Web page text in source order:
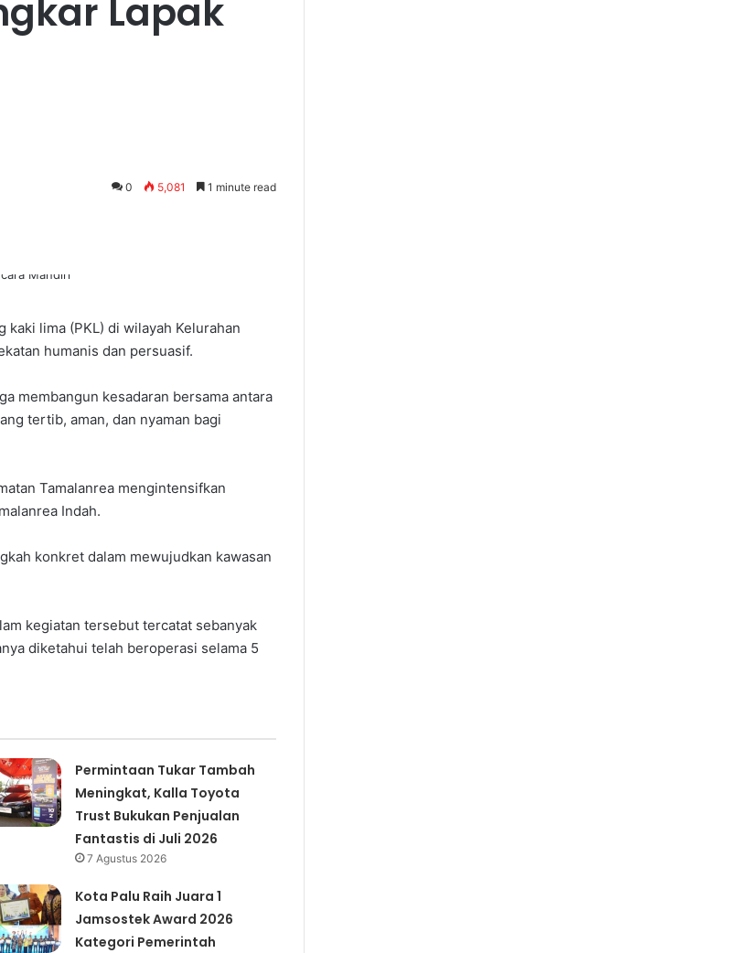
Lapak
0 5,081 1 minute read
kaki lima (PKL) di wilayah Kelurahan
humanis dan persuasif.
membangun kesadaran bersama antara
tertib, aman, dan nyaman bagi
Tamalanrea mengintensifkan
Indah.
konkret dalam mewujudkan kawasan
kegiatan tersebut tercatat sebanyak
diketahui telah beroperasi selama 5
Permintaan Tukar Tambah
Meningkat, Kalla Toyota
Trust Bukukan Penjualan
Fantastis di Juli 2026
7 Agustus 2026
Kota Palu Raih Juara 1
Jamsostek Award 2026
Kategori Pemerintah